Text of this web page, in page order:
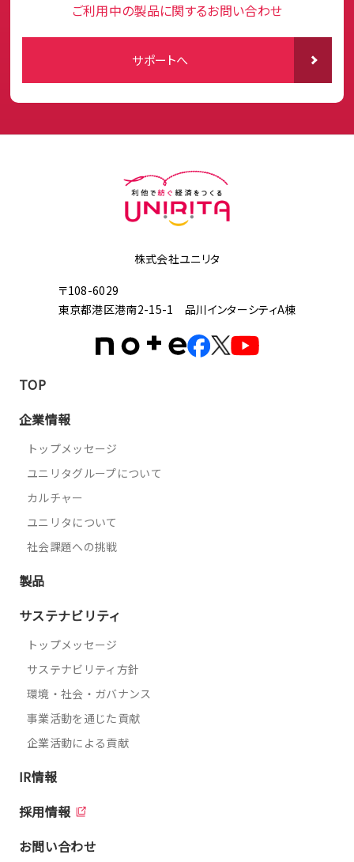
ご利用中の製品に関するお問い合わせ
サポートへ
株式会社ユニリタ
〒108-6029
東京都港区港南2-15-1 品川インターシティA棟
TOP
企業情報
トップメッセージ
ユニリタグループについて
カルチャー
ユニリタについて
社会課題への挑戦
製品
サステナビリティ
トップメッセージ
サステナビリティ方針
環境・社会・ガバナンス
事業活動を通じた貢献
企業活動による貢献
IR情報
採用情報
お問い合わせ